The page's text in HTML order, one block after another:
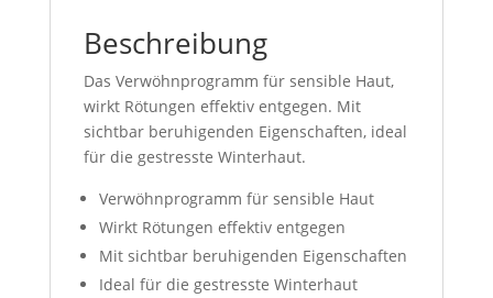
Beschreibung
Das Verwöhnprogramm für sensible Haut,
wirkt Rötungen effektiv entgegen. Mit
sichtbar beruhigenden Eigenschaften, ideal
für die gestresste Winterhaut.
Verwöhnprogramm für sensible Haut
Wirkt Rötungen effektiv entgegen
Mit sichtbar beruhigenden Eigenschaften
Ideal für die gestresste Winterhaut